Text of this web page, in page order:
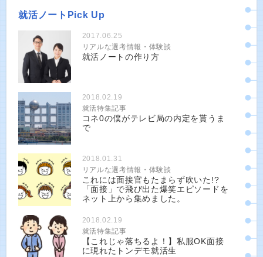
就活ノートPick Up
2017.06.25
リアルな選考情報・体験談
就活ノートの作り方
2018.02.19
就活特集記事
コネ0の僕がテレビ局の内定を貰うま
で
2018.01.31
リアルな選考情報・体験談
これには面接官もたまらず吹いた!?
「面接」で飛び出た爆笑エピソードを
ネット上から集めました。
2018.02.19
就活特集記事
【これじゃ落ちるよ！】私服OK面接
に現れたトンデモ就活生